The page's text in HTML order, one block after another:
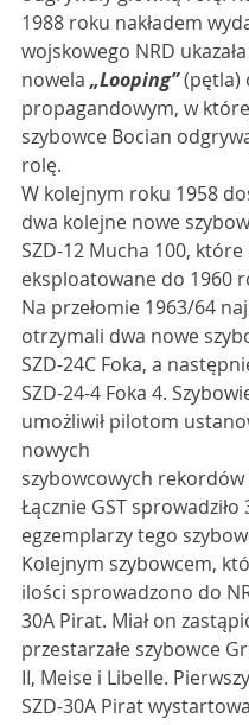
1988 roku nakładem
wojskowego NRD
nowela „Looping” (pętla)
propagandowym, w
szybowce Bocian
rolę.
W kolejnym roku 1958
dwa kolejne nowe
SZD-12 Mucha 100, które
eksploatowane do 1960
Na przełomie 1963/64
otrzymali dwa nowe
SZD-24C Foka, a
SZD-24-4 Foka 4.
umożliwił pilotom
nowych
szybowcowych rekordów
Łącznie GST sprowadziło
egzemplarzy tego
Kolejnym szybowcem,
ilości sprowadzono do
30A Pirat. Miał on
przestarzałe szybowce
II, Meise i Libelle.
SZD-30A Pirat